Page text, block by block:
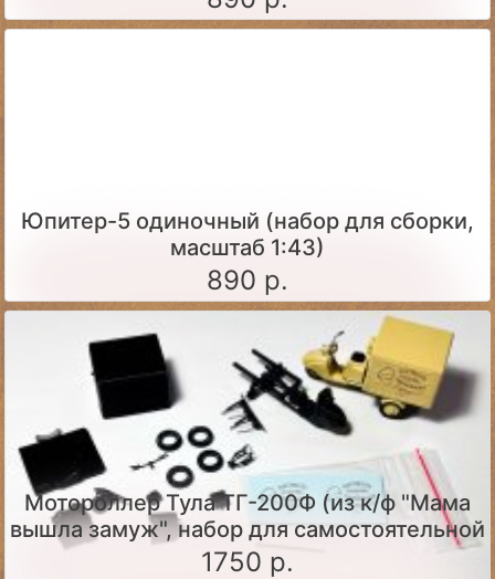
Юпитер-5 одиночный (набор для сборки,
масштаб 1:43)
890 р.
Мотороллер Тула ТГ-200Ф (из к/ф "Мама
вышла замуж", набор для самостоятельной
сборки)
1750 р.